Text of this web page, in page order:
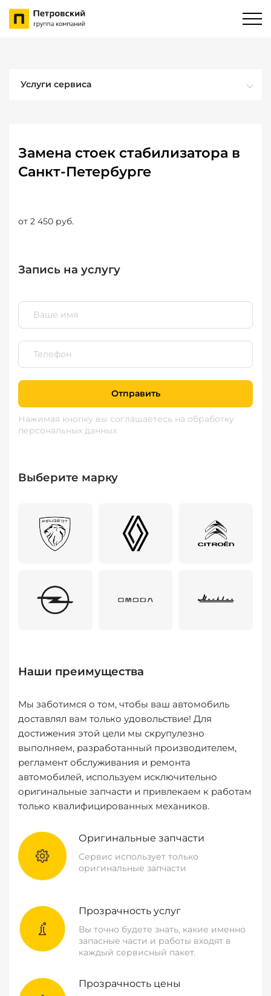
Услуги сервиса
Замена стоек стабилизатора в
Санкт-Петербурге
от 2 450 руб.
Запись на услугу
Отправить
Нажимая кнопку вы соглашаетесь на обработку
персональных данных
Выберите марку
Наши преимущества
Мы заботимся о том, чтобы ваш автомобиль
доставлял вам только удовольствие! Для
достижения этой цели мы скрупулезно
выполняем, разработанный производителем,
регламент обслуживания и ремонта
автомобилей, используем исключительно
оригинальные запчасти и привлекаем к работам
только квалифицированных механиков.
Оригинальные запчасти
Сервис использует только
оригинальные запчасти
Прозрачность услуг
Вы точно будете знать, какие именно
запасные части и работы входят в
каждый сервисный пакет.
Прозрачность цены